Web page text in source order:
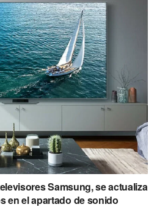
Samsung, se actualiza
en el apartado de sonido